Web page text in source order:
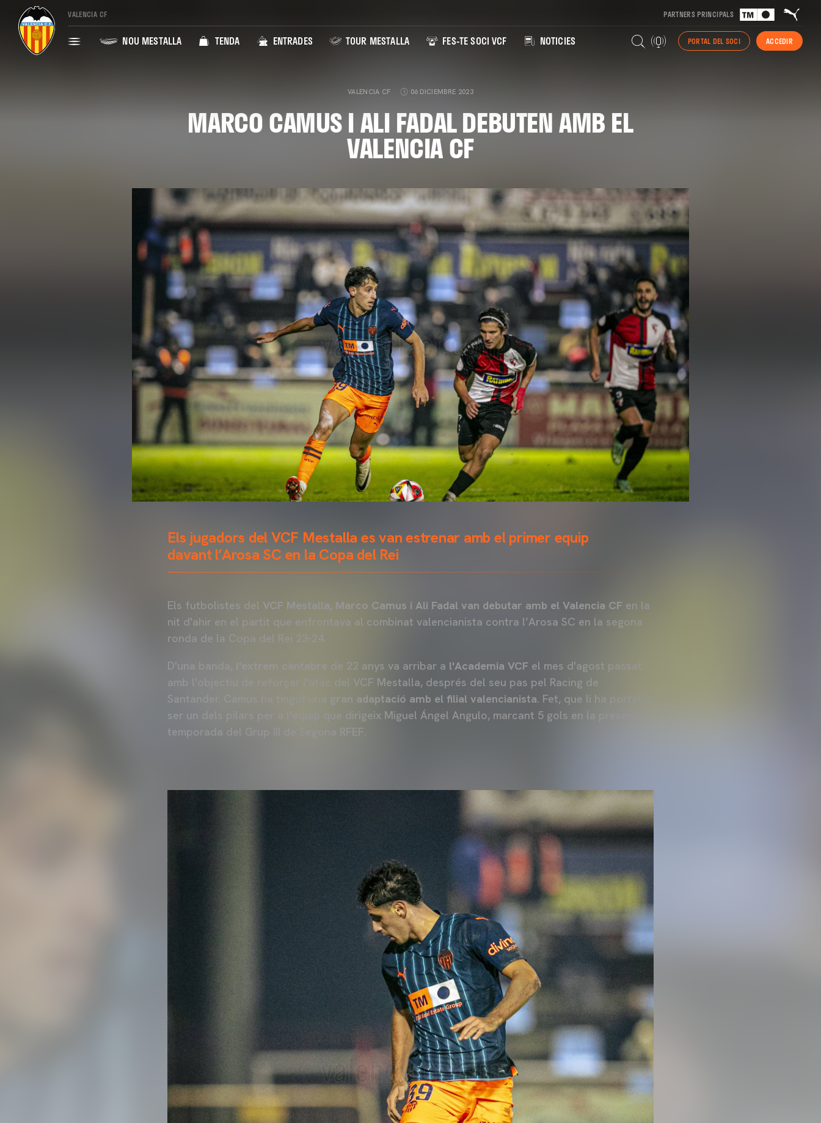
VALENCIA CF PARTNERS PRINCIPALS
NOU MESTALLA TENDA ENTRADES TOUR MESTALLA FES-TE SOCI VCF NOTICIES PORTAL DEL SOCI ACCEDIR
VALENCIA CF 06 DICIEMBRE 2023
MARCO CAMUS I ALI FADAL DEBUTEN AMB EL
VALENCIA CF
Els jugadors del VCF Mestalla es van estrenar amb el primer equip
davant l’Arosa SC en la Copa del Rei
Els futbolistes del VCF Mestalla, Marco Camus i Ali Fadal van debutar amb el Valencia CF en la
nit d'ahir en el partit que enfrontava al combinat valencianista contra l’Arosa SC en la segona
ronda de la Copa del Rei 23-24.
D'una banda,
l'extrem càntabre de 22 anys va arribar a l'Academia VCF el mes d'agost passat
amb l'objectiu de reforçar l'atac del VCF Mestalla, després del seu pas pel Racing de
Santander. Camus ha tingut una gran adaptació amb el filial valencianista. Fet, que li ha portat a
ser un dels pilars per a l'equip que dirigeix Miguel Ángel Angulo, marcant 5 gols en la present
temporada del Grup III de Segona RFEF.